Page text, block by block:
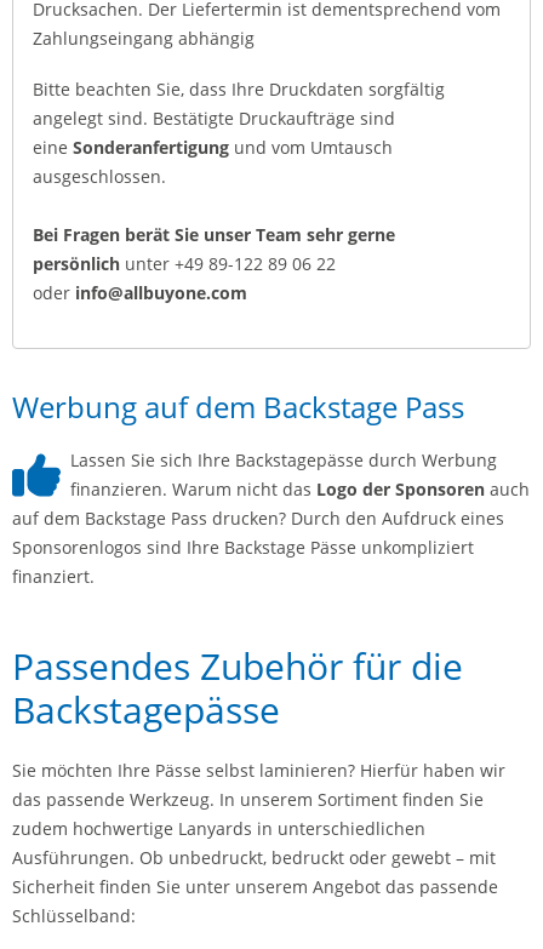
Drucksachen. Der Liefertermin ist dementsprechend vom
Zahlungseingang abhängig
Bitte beachten Sie, dass Ihre Druckdaten sorgfältig
angelegt sind. Bestätigte Druckaufträge sind
eine Sonderanfertigung und vom Umtausch
ausgeschlossen.
Bei Fragen berät Sie unser Team sehr gerne
persönlich unter +49 89-122 89 06 22
oder info@allbuyone.com
Werbung auf dem Backstage Pass
Lassen Sie sich Ihre Backstagepässe durch Werbung
finanzieren. Warum nicht das Logo der Sponsoren auch
auf dem Backstage Pass drucken? Durch den Aufdruck eines
Sponsorenlogos sind Ihre Backstage Pässe unkompliziert
finanziert.
Passendes Zubehör für die
Backstagepässe
Sie möchten Ihre Pässe selbst laminieren? Hierfür haben wir
das passende Werkzeug. In unserem Sortiment finden Sie
zudem hochwertige Lanyards in unterschiedlichen
Ausführungen. Ob unbedruckt, bedruckt oder gewebt – mit
Sicherheit finden Sie unter unserem Angebot das passende
Schlüsselband: